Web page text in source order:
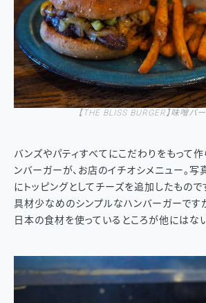
【THE BLISS BURGER】味噌バ
バンズやパティすべてにこだわりをもって
ンバーガーが、お店のイチオシメニュー。写
にトッピングとしてチーズを追加したもので
具材少なめのシンプルなハンバーガーです
日本の食材を使っているところが他にはな